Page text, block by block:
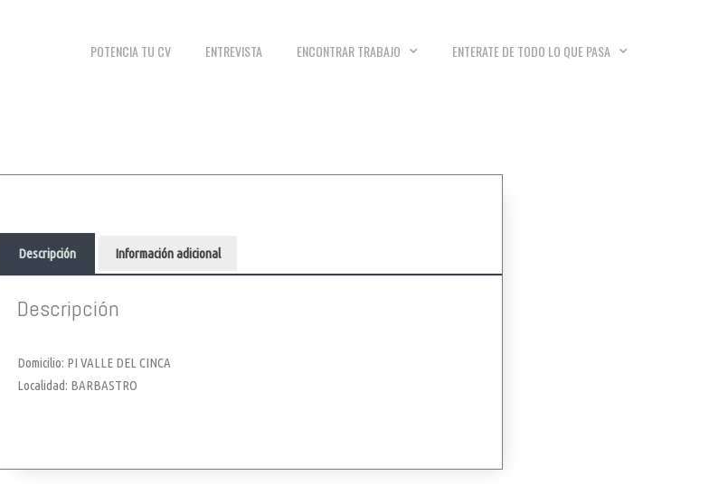
POTENCIA TU CV ENTREVISTA ENCONTRAR TRABAJO ENTERATE DE TODO LO QUE PASA
Descripción Información adicional
Descripción
Domicilio: PI VALLE DEL CINCA
Localidad: BARBASTRO